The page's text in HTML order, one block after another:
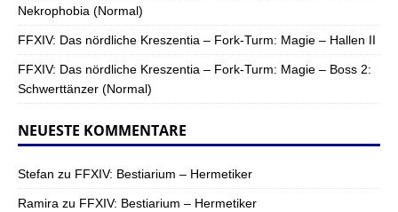
Nekrophobia (Normal)
FFXIV: Das nördliche Kreszentia – Fork-Turm: Magie – Hallen II
FFXIV: Das nördliche Kreszentia – Fork-Turm: Magie – Boss 2:
Schwerttänzer (Normal)
NEUESTE KOMMENTARE
Stefan zu FFXIV: Bestiarium – Hermetiker
Ramira zu FFXIV: Bestiarium – Hermetiker